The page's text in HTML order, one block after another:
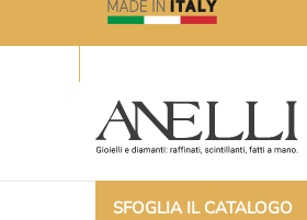
SFOGLIA IL CATALOGO